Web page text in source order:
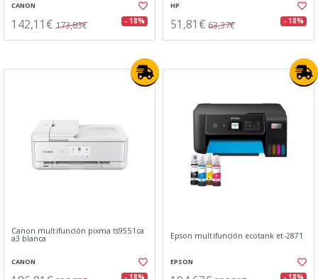
CANON
142,11€ 173,83€ - 18%
HP
51,81€ 63,37€ - 18%
Canon multifunción pixma ts9551ca
a3 blanca
CANON
Epson multifunción ecotank et-2871
EPSON